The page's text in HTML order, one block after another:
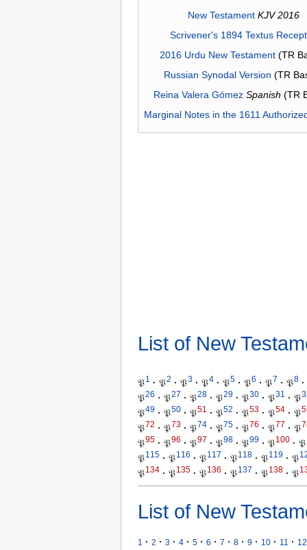
New Testament KJV 2016
Scrivener's 1894 Textus
2016 Urdu New Testament(TR
Russian Synodal Version (TR
Reina Valera Gómez Spanish (TR
Marginal Notes in the 1611
List of New
𝔓1 · 𝔓2 · 𝔓3 · 𝔓4 · 𝔓5 · 𝔓6 · 𝔓7 · 𝔓8 ·
𝔓26 · 𝔓27 · 𝔓28 · 𝔓29 · 𝔓30 · 𝔓31 · 𝔓
𝔓49 · 𝔓50 · 𝔓51 · 𝔓52 · 𝔓53 · 𝔓54 · 𝔓
𝔓72 · 𝔓73 · 𝔓74 · 𝔓75 · 𝔓76 · 𝔓77 · 𝔓
𝔓95 · 𝔓96 · 𝔓97 · 𝔓98 · 𝔓99 · 𝔓100 · 𝔓
𝔓115 · 𝔓116 · 𝔓117 · 𝔓118 · 𝔓119 · 𝔓
𝔓134 · 𝔓135 · 𝔓136 · 𝔓137 · 𝔓138 · 𝔓
List of New
1 · 2 · 3 · 4 · 5 · 6 · 7 · 8 · 9 · 10 · 11 · 12